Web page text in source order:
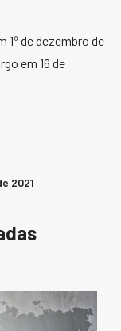
1º de dezembro de
em 16 de
2021